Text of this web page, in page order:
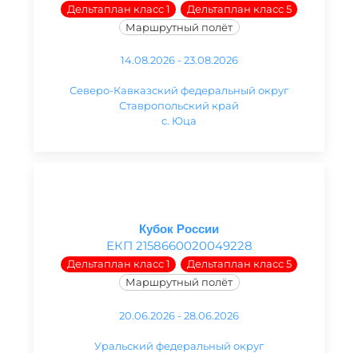
Дельтаплан класс 1
Дельтаплан класс 5
Маршрутный полёт
14.08.2026 - 23.08.2026
Северо-Кавказский федеральный округ
Ставропольский край
с. Юца
Кубок России
ЕКП 2158660020049228
Дельтаплан класс 1
Дельтаплан класс 5
Маршрутный полёт
20.06.2026 - 28.06.2026
Уральский федеральный округ